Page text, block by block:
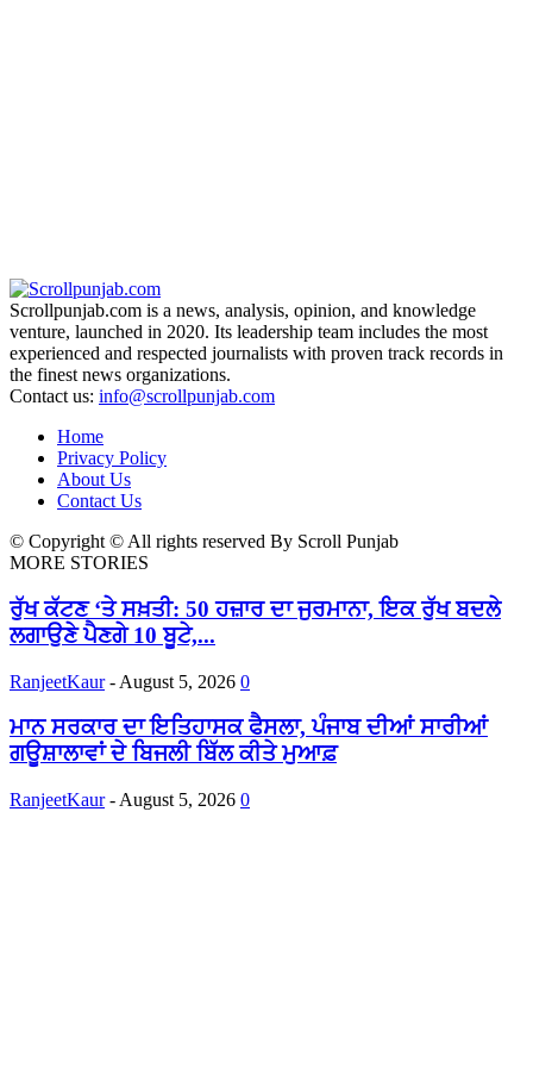
Scrollpunjab.com is a news, analysis, opinion, and knowledge
venture, launched in 2020. Its leadership team includes the most
experienced and respected journalists with proven track records in
the finest news organizations.
Contact us: info@scrollpunjab.com
Home
Privacy Policy
About Us
Contact Us
© Copyright © All rights reserved By Scroll Punjab
MORE STORIES
ਰੁੱਖ ਕੱਟਣ ‘ਤੇ ਸਖ਼ਤੀ: 50 ਹਜ਼ਾਰ ਦਾ ਜੁਰਮਾਨਾ, ਇਕ ਰੁੱਖ ਬਦਲੇ
ਲਗਾਉਣੇ ਪੈਣਗੇ 10 ਬੂਟੇ,...
RanjeetKaur - August 5, 2026 0
ਮਾਨ ਸਰਕਾਰ ਦਾ ਇਤਿਹਾਸਕ ਫੈਸਲਾ, ਪੰਜਾਬ ਦੀਆਂ ਸਾਰੀਆਂ
ਗਊਸ਼ਾਲਾਵਾਂ ਦੇ ਬਿਜਲੀ ਬਿੱਲ ਕੀਤੇ ਮੁਆਫ਼
RanjeetKaur - August 5, 2026 0